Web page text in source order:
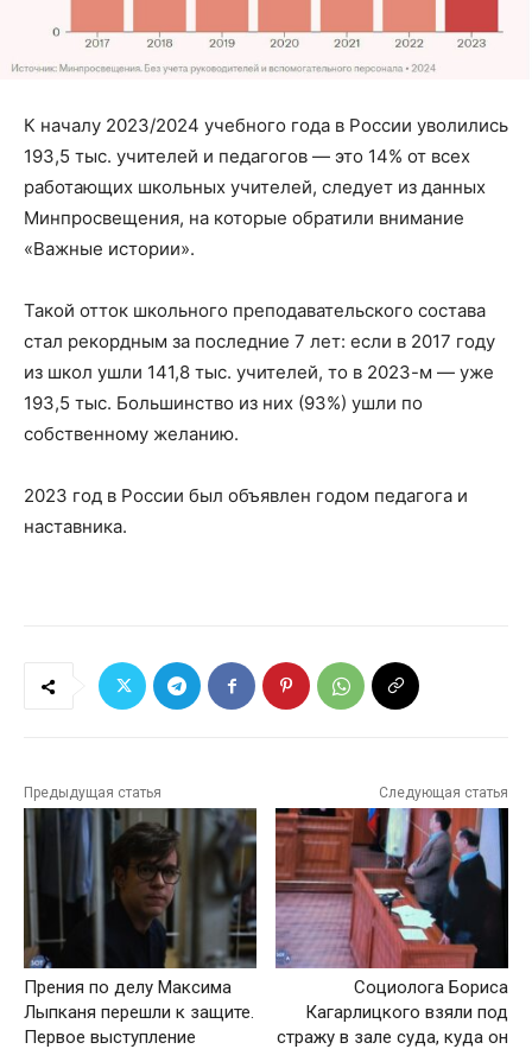
К началу 2023/2024 учебного года в России уволились
193,5 тыс. учителей и педагогов — это 14% от всех
работающих школьных учителей, следует из данных
Минпросвещения, на которые обратили внимание
«Важные истории».
Такой отток школьного преподавательского состава
стал рекордным за последние 7 лет: если в 2017 году
из школ ушли 141,8 тыс. учителей, то в 2023-м — уже
193,5 тыс. Большинство из них (93%) ушли по
собственному желанию.
2023 год в России был объявлен годом педагога и
наставника.
Предыдущая статья
Прения по делу Максима
Лыпканя перешли к защите.
Первое выступление
Следующая статья
Социолога Бориса
Кагарлицкого взяли под
стражу в зале суда, куда он